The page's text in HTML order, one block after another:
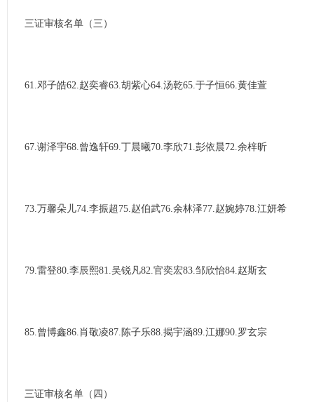
三证审核名单（三）
61.邓子皓62.赵奕睿63.胡紫心64.汤乾65.于子恒66.黄佳萱
67.谢泽宇68.曾逸轩69.丁晨曦70.李欣71.彭依晨72.余梓昕
73.万馨朵儿74.李振超75.赵伯武76.余林泽77.赵婉婷78.江妍希
79.雷登80.李辰熙81.吴锐凡82.官奕宏83.邹欣怡84.赵斯玄
85.曾博鑫86.肖敬凌87.陈子乐88.揭宇涵89.江娜90.罗玄宗
三证审核名单（四）